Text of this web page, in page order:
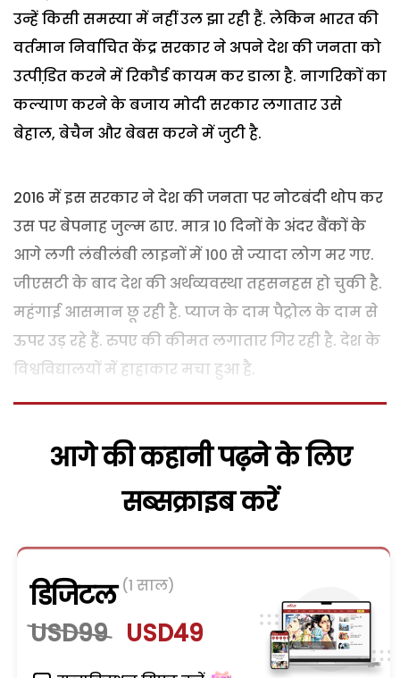
उन्हें किसी समस्या में नहीं उल झा रही हैं. लेकिन भारत की
वर्तमान निर्वाचित केंद्र सरकार ने अपने देश की जनता को
उत्पीडि़त करने में रिकौर्ड कायम कर डाला है. नागरिकों का
कल्याण करने के बजाय मोदी सरकार लगातार उसे
बेहाल, बेचैन और बेबस करने में जुटी है.
2016 में इस सरकार ने देश की जनता पर नोटबंदी थोप कर
उस पर बेपनाह जुल्म ढाए. मात्र 10 दिनों के अंदर बैंकों के
आगे लगी लंबीलंबी लाइनों में 100 से ज्यादा लोग मर गए.
जीएसटी के बाद देश की अर्थव्यवस्था तहसनहस हो चुकी है.
महंगाई आसमान छू रही है. प्याज के दाम पैट्रोल के दाम से
ऊपर उड़ रहे हैं. रुपए की कीमत लगातार गिर रही है. देश के
विश्वविद्यालयों में हाहाकार मचा हुआ है.
आगे की कहानी पढ़ने के लिए
सब्सक्राइब करें
डिजिटल (1 साल)
USD99 USD49